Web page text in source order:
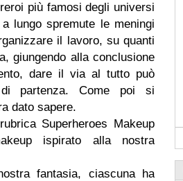
più famosi degli universi
lungo spremute le meningi
il lavoro, su quanti
giungendo alla conclusione
dare il via al tutto può
partenza. Come poi si
dato sapere.
Superheroes Makeup
ispirato alla nostra
fantasia, ciascuna ha